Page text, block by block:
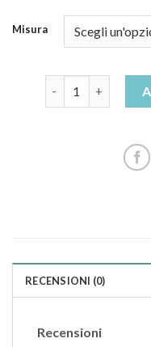
Misura
RECENSIONI (0)
Recensioni